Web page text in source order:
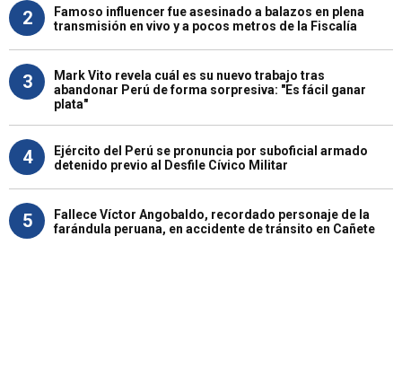
2
Famoso influencer fue asesinado a balazos en plena
transmisión en vivo y a pocos metros de la Fiscalía
3
Mark Vito revela cuál es su nuevo trabajo tras
abandonar Perú de forma sorpresiva: "Es fácil ganar
plata"
4
Ejército del Perú se pronuncia por suboficial armado
detenido previo al Desfile Cívico Militar
5
Fallece Víctor Angobaldo, recordado personaje de la
farándula peruana, en accidente de tránsito en Cañete